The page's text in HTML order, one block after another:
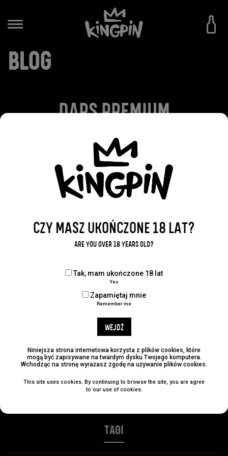
BLOG
DARS PREMIUM
2016-10-25
WRÓĆ DO WPISÓW
Udostępnij:
KATEGORIE
No categories
ARCHIWUM
NAJLEPSZE POSTY
TAGI
CZY MASZ UKOŃCZONE 18 LAT?
ARE YOU OVER 18 YEARS OLD?
Tak, mam ukończone 18 lat
Yes
Zapamiętaj mnie
Remember me
WEJDŹ
Niniejsza strona internetowa korzysta z plików cookies, które
mogą być zapisywane na twardym dysku Twojego komputera.
Wchodząc na stronę wyrażasz zgodę na używanie plików cookies.
This site uses cookies. By continuing to browse the site, you are agree
to our use of cookies.